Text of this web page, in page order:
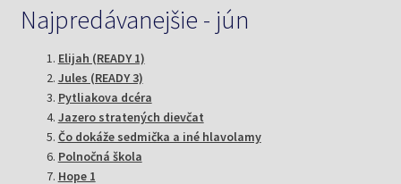
Najpredávanejšie - jún
Elijah (READY 1)
Jules (READY 3)
Pytliakova dcéra
Jazero stratených dievčat
Čo dokáže sedmička a iné hlavolamy
Polnočná škola
Hope 1